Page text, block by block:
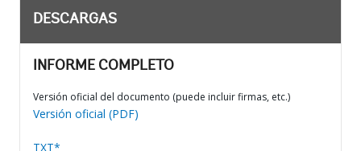
DESCARGAS
INFORME COMPLETO
Versión oficial del documento (puede incluir firmas, etc.)
Versión oficial (PDF)
TXT*